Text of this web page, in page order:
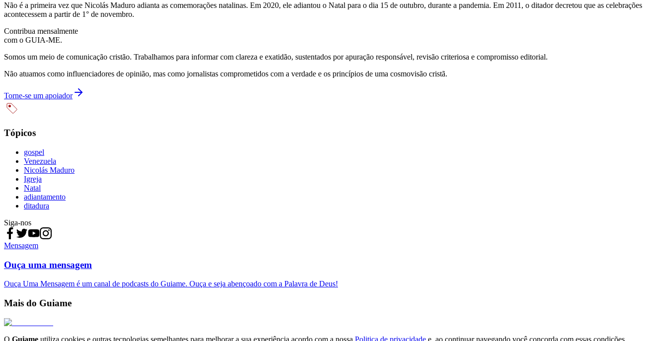
Não é a primeira vez que Nicolás Maduro adianta as comemorações natalinas. Em 2020, ele adiantou o Natal para o dia 15 de outubro, durante a pandemia. Em 2011, o ditador decretou que as celebrações
acontecessem a partir de 1° de novembro.
Contribua mensalmente
com o GUIA-ME.
Somos um meio de comunicação cristão. Trabalhamos para informar com clareza e exatidão, sustentados por apuração responsável, revisão criteriosa e compromisso editorial.
Não atuamos como influenciadores de opinião, mas como jornalistas comprometidos com a verdade e os princípios de uma cosmovisão cristã.
Torne-se um apoiador
Tópicos
gospel
Venezuela
Nicolás Maduro
Igreja
Natal
adiantamento
ditadura
Siga-nos
Mensagem
Ouça uma mensagem
Ouça Uma Mensagem é um canal de podcasts do Guiame. Ouça e seja abençoado com a Palavra de Deus!
Mais do Guiame
O Guiame utiliza cookies e outras tecnologias semelhantes para melhorar a sua experiência acordo com a nossa Politica de privacidade e, ao continuar navegando você concorda com essas condições